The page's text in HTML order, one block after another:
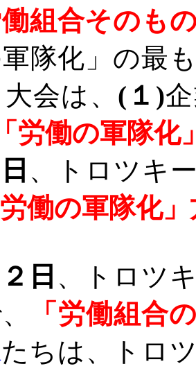
組合そのも
軍隊化」の最
会は、 ( １ )
「労働の軍隊化
、トロツキ
労働の軍隊化
日 、トロツ
「労働組合
たちは、トロ